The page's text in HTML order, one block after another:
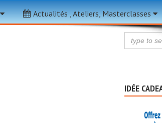
Actualités , Ateliers, Masterclasses
ARTICLE,
IDÉE